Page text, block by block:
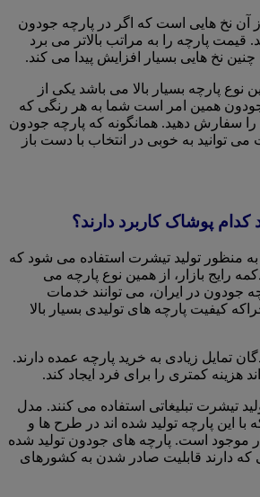
آن نخ هایی است که اگر در پارچه جودون
قیمت پارچه را به مراتب بالاتر می برد
چنین نخ هایی بسیار افزایش پیدا می کند.
نوع پارچه بسیار بالا می باشد یکی از
جودون همین امر است شما به هر رنگی که
را سفارش دهید. همانگونه که پارچه جودون
توانید به خوبی در انتخاب با دست باز
کدام پوشاک کاربرد دارند؟
به منظور تولید تیشرت استفاده می شود که
رایج بازار، از همین نوع پارچه می
جودون در ایران، می توانند خدمات
کیفیت پارچه های تولیدی بسیار بالا
تمایل زیادی به خرید پارچه عمده دارند.
هزینه کمتری را برای فرد ایجاد کند.
تیشرت تبلیغاتی استفاده می کنند. مدل
این پارچه تولید شده اند در طرح ها و
موجود است. پارچه های جودون تولید شده
که دارند قابلیت صادر شدن به کشورهای